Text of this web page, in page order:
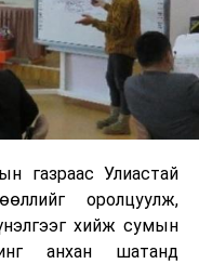
газраас Улиастай
оролцуулж,
хийж сумын
анхан шатанд